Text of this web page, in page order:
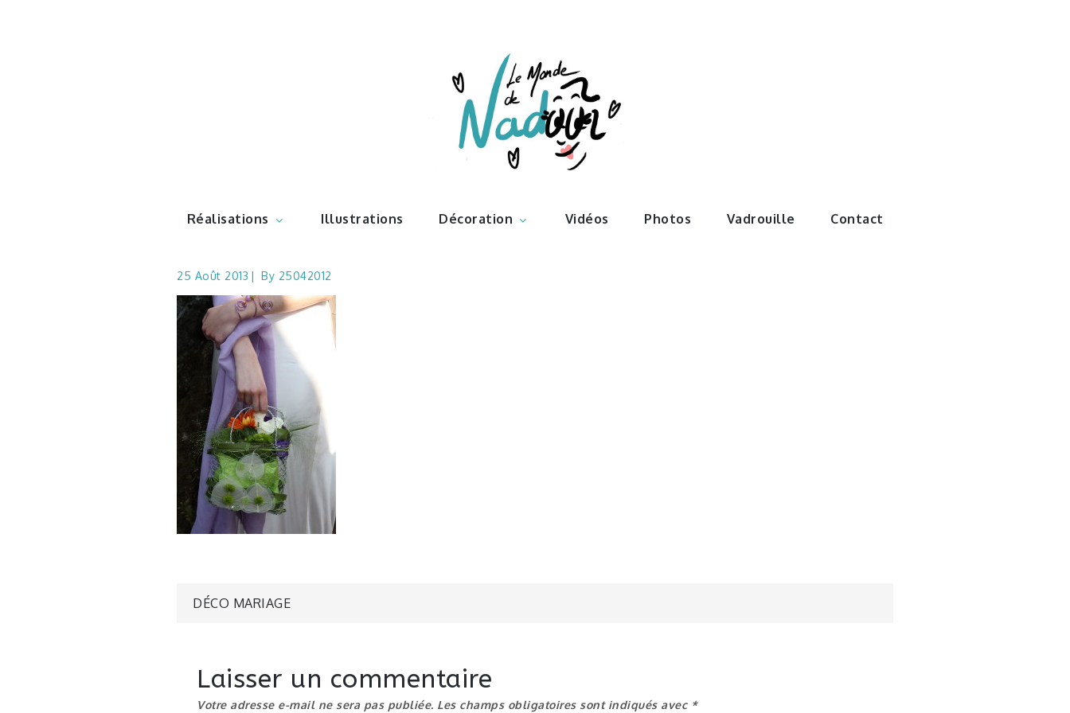
Illustrations – le monde de
Nadoo
Réalisations Illustrations Décoration Vidéos Photos Vadrouille Contact
25 Août 2013 By 25042012
Navigation
l’article
DÉCO MARIAGE
Laisser un commentaire
Votre adresse e-mail ne sera pas publiée. Les champs obligatoires sont indiqués avec *